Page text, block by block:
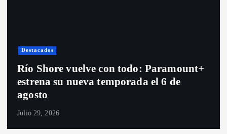
Destacados
Río Shore vuelve con todo: Paramount+
estrena su nueva temporada el 6 de
agosto
Julio 29, 2026